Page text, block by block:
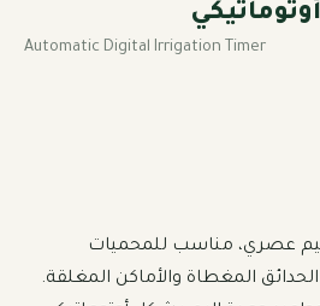
Automatic Digital Irrigation Timer